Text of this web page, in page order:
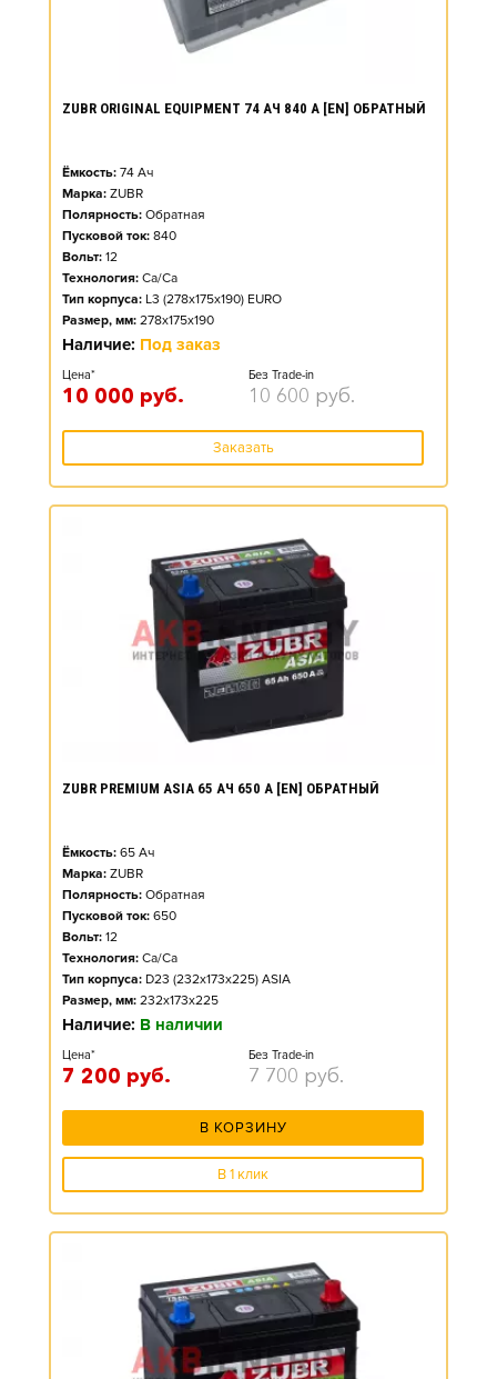
ZUBR ORIGINAL EQUIPMENT 74 АЧ 840 А [EN] ОБРАТНЫЙ
Ёмкость: 74 Ач
Марка: ZUBR
Полярность: Обратная
Пусковой ток: 840
Вольт: 12
Технология: Ca/Ca
Тип корпуса: L3 (278x175x190) EURO
Размер, мм: 278x175x190
Наличие: Под заказ
Цена*
10 000 руб.
Без Trade-in
10 600 руб.
Заказать
ZUBR PREMIUM ASIA 65 АЧ 650 А [EN] ОБРАТНЫЙ
Ёмкость: 65 Ач
Марка: ZUBR
Полярность: Обратная
Пусковой ток: 650
Вольт: 12
Технология: Ca/Ca
Тип корпуса: D23 (232x173x225) ASIA
Размер, мм: 232x173x225
Наличие: В наличии
Цена*
7 200 руб.
Без Trade-in
7 700 руб.
В КОРЗИНУ
В 1 клик